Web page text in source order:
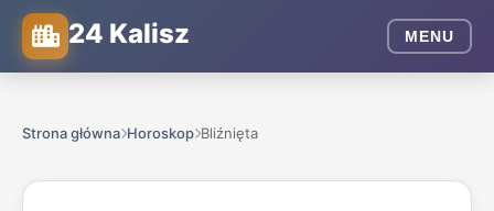
24 Kalisz MENU
Strona główna Horoskop Bliźnięta